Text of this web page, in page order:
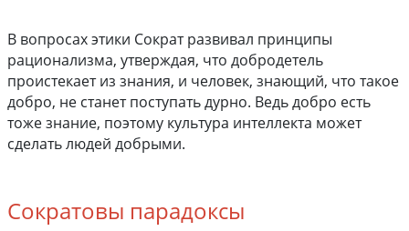
В вопросах этики Сократ развивал принципы
рационализма, утверждая, что добродетель
проистекает из знания, и человек, знающий, что такое
добро, не станет поступать дурно. Ведь добро есть
тоже знание, поэтому культура интеллекта может
сделать людей добрыми.
Сократовы парадоксы